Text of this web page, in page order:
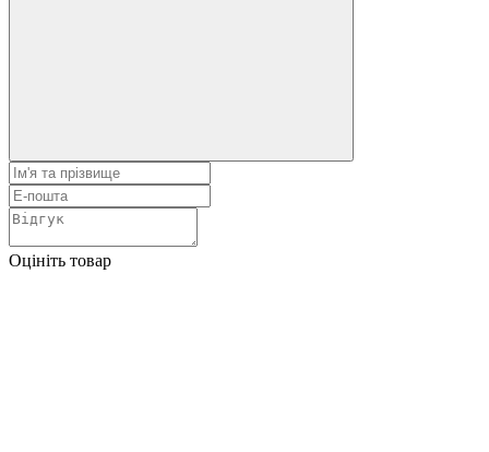
Оцініть товар